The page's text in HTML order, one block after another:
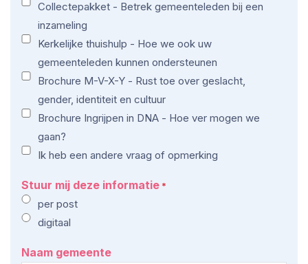
Collectepakket - Betrek gemeenteleden bij een
inzameling
Kerkelijke thuishulp - Hoe we ook uw
gemeenteleden kunnen ondersteunen
Brochure M-V-X-Y - Rust toe over geslacht,
gender, identiteit en cultuur
Brochure Ingrijpen in DNA - Hoe ver mogen we
gaan?
Ik heb een andere vraag of opmerking
Stuur mij deze informatie *
per post
digitaal
Naam gemeente